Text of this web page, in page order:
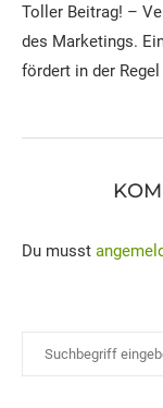
Toller Beitrag! –
des Marketings.
fördert in der
Du musst